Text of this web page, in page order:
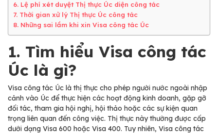
6. Lệ phí xét duyệt Thị thực Úc diện công tác
7. Thời gian xử lý Thị thực Úc công tác
8. Những sai lầm khi xin Visa công tác Úc
1. Tìm hiểu Visa công tác
Úc là gì?
Visa công tác Úc là thị thực cho phép người nước ngoài nhập
cảnh vào Úc để thực hiện các hoạt động kinh doanh, gặp gỡ
đối tác, tham gia hội nghị, hội thảo hoặc các sự kiện quan
trọng liên quan đến công việc. Thị thực này thường được cấp
dưới dạng Visa 600 hoặc Visa 400. Tuy nhiên, Visa công tác